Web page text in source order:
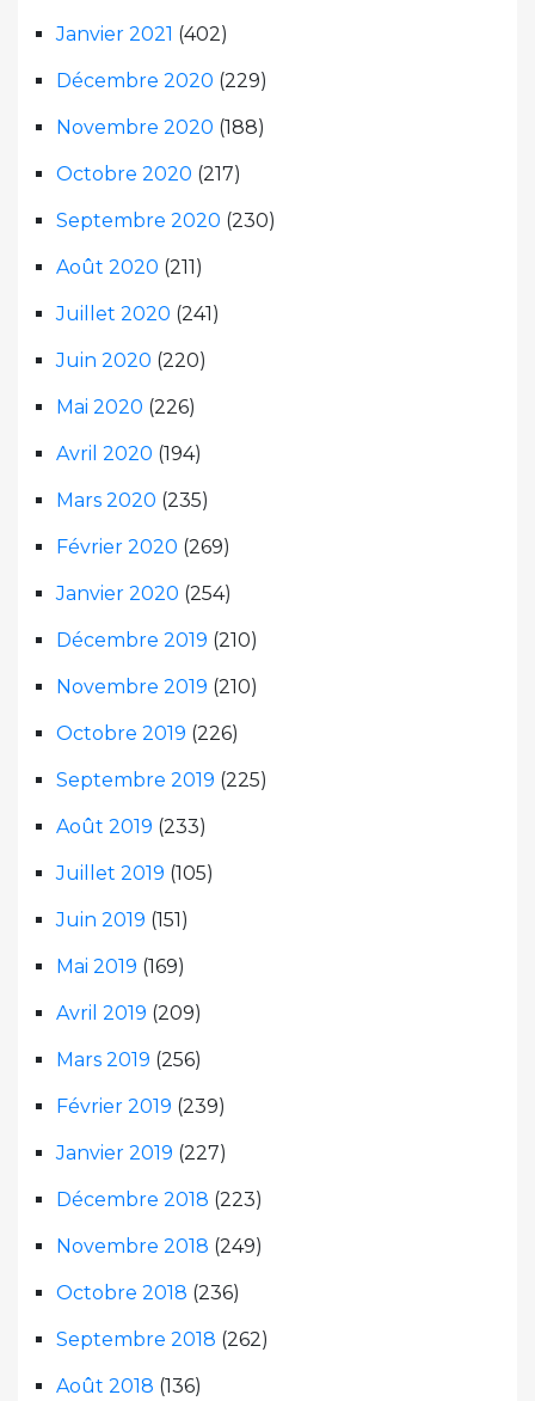
Janvier 2021 (402)
Décembre 2020 (229)
Novembre 2020 (188)
Octobre 2020 (217)
Septembre 2020 (230)
Août 2020 (211)
Juillet 2020 (241)
Juin 2020 (220)
Mai 2020 (226)
Avril 2020 (194)
Mars 2020 (235)
Février 2020 (269)
Janvier 2020 (254)
Décembre 2019 (210)
Novembre 2019 (210)
Octobre 2019 (226)
Septembre 2019 (225)
Août 2019 (233)
Juillet 2019 (105)
Juin 2019 (151)
Mai 2019 (169)
Avril 2019 (209)
Mars 2019 (256)
Février 2019 (239)
Janvier 2019 (227)
Décembre 2018 (223)
Novembre 2018 (249)
Octobre 2018 (236)
Septembre 2018 (262)
Août 2018 (136)